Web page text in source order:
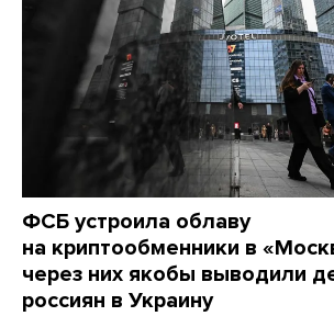
ФСБ устроила облаву
на криптообменники в
через них якобы выводили
россиян в Украину